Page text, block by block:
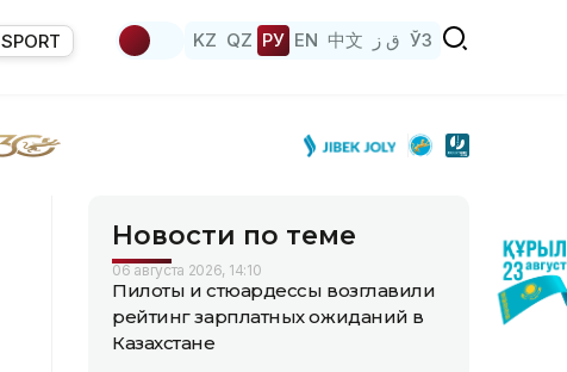
SPORT KZ QZ РУ EN 中文 ق ز ЎЗ
Новости по теме
06 августа 2026, 14:10
Пилоты и стюардессы возглавили
рейтинг зарплатных ожиданий в
Казахстане